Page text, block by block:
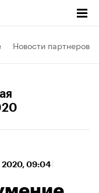
Новости партнеров
2020, 09:04